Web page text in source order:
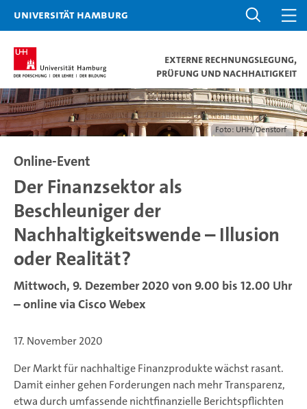
Universität Hamburg
Externe Rechnungslegung,
Prüfung und Nachhaltigkeit
Foto: UHH/Denstorf
Online-Event
Der Finanzsektor als
Beschleuniger der
Nachhaltigkeitswende – Illusion
oder Realität?
Mittwoch, 9. Dezember 2020 von 9.00 bis 12.00 Uhr
– online via Cisco Webex
17. November 2020
Der Markt für nachhaltige Finanzprodukte wächst rasant.
Damit einher gehen Forderungen nach mehr Transparenz,
etwa durch umfassende nichtfinanzielle Berichtspflichten